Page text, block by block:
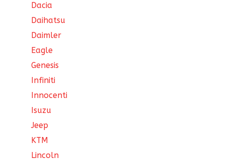
Dacia
Daihatsu
Daimler
Eagle
Genesis
Infiniti
Innocenti
Isuzu
Jeep
KTM
Lincoln